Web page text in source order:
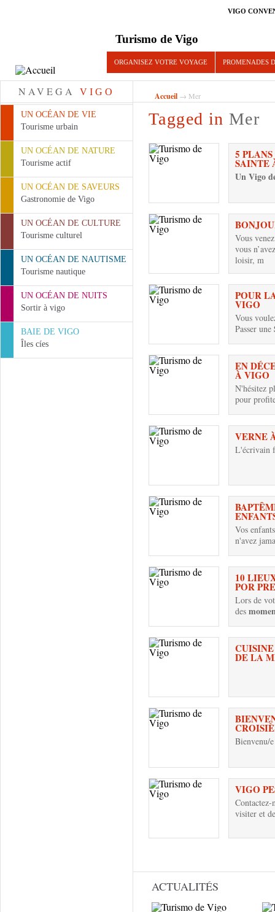
VIGO
Turismo de Vigo
ORGANISEZ VOTRE VOYAGE PROMENADES
NAVEGA VIGO
UN OCÉAN DE VIE
Tourisme urbain
UN OCÉAN DE NATURE
Tourisme actif
UN OCÉAN DE SAVEURS
Gastronomie de Vigo
UN OCÉAN DE CULTURE
Tourisme culturel
UN OCÉAN DE NAUTISME
Tourisme nautique
UN OCÉAN DE NUITS
Sortir à vigo
BAIE DE VIGO
Îles cíes
Accueil → Mer
Tagged in Mer
5
SAINTE
Un Vigo
Vous
vous
loisir, m
POUR
VIGO
Vous
Passer une
EN
À VIGO
N'hésitez
pour
VERNE
L'écrivain
Vos
n'avez
10
POR
Lors de
des
DE LA
Bienvenu/
VIGO
Contactez-
visiter et
ACTUALITÉS